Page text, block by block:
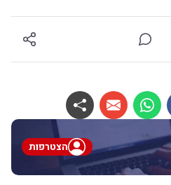
הצטרפות